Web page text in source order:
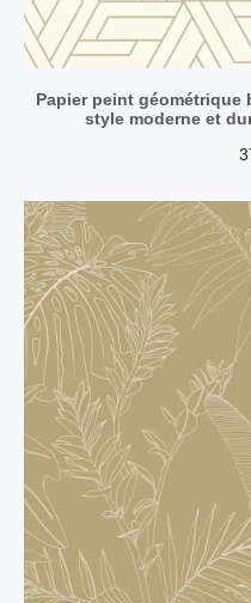
Papier peint géométrique
style moderne et